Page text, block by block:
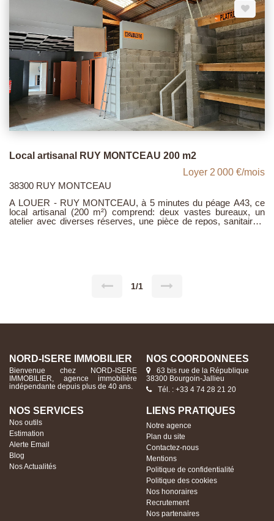
Local artisanal RUY MONTCEAU 200 m2
Loyer 2 000 €/mois
38300 RUY MONTCEAU
A LOUER - RUY MONTCEAU, à 5 minutes du péage A43, ce
local artisanal (200 m²) comprend: deux vastes bureaux, un
atelier avec diverses réserves, une pièce de repos, sanitaires,
1/1
NORD-ISERE IMMOBILIER
Bienvenue chez NORD-ISERE
IMMOBILIER, agence immobilière
indépendante depuis plus de 40 ans.
NOS COORDONNÉES
63 bis rue de la République
38300 Bourgoin-Jallieu
Tél. : +33 4 74 28 21 20
NOS SERVICES
Nos outils
Estimation
Alerte Email
Blog
Nos Actualités
LIENS PRATIQUES
Notre agence
Plan du site
Contactez-nous
Mentions
Politique de confidentialité
Politique des cookies
Nos honoraires
Recrutement
Nos partenaires